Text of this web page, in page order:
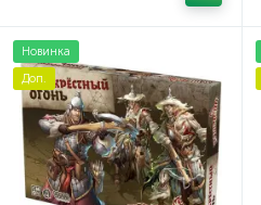
Новинка
Доп.